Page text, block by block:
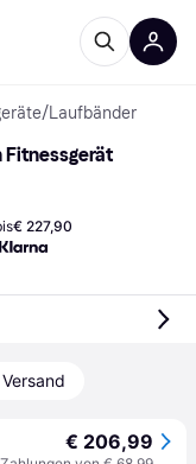
/Laufbänder
Fitnessgerät
€ 227,90
€ 206,99